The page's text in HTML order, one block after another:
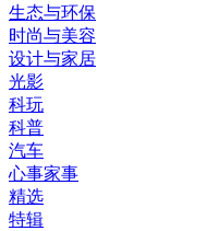
生态与环保
时尚与美容
设计与家居
光影
科玩
科普
汽车
心事家事
精选
特辑